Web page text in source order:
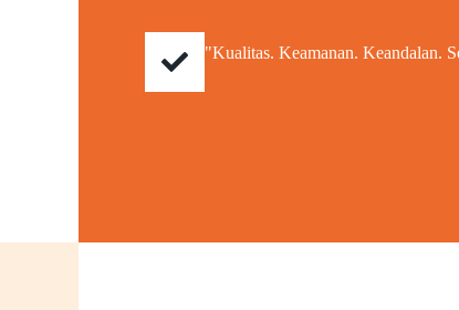
"Kualitas. Keamanan. Keandalan.